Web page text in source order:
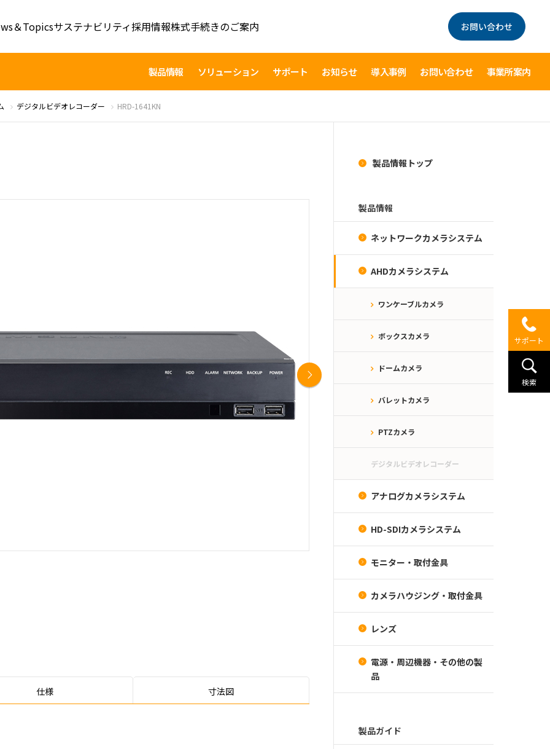
＆Topicsサステナビリティ採用情報株式手続きのご案内 お問い合わせ
製品情報 ソリューション サポート お知らせ 導入事例 お問い合わせ 事業所案内
デジタルビデオレコーダー HRD-1641KN
仕様 寸法図
製品情報トップ
製品情報
ネットワークカメラシステム
AHDカメラシステム
ワンケーブルカメラ
ボックスカメラ
ドームカメラ
バレットカメラ
PTZカメラ
デジタルビデオレコーダー
アナログカメラシステム
HD-SDIカメラシステム
モニター・取付金具
カメラハウジング・取付金具
レンズ
電源・周辺機器・その他の製
品
製品ガイド
サポート
検索